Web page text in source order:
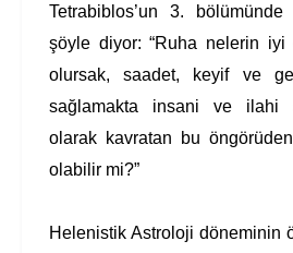
Tetrabiblos’un 3. bölümünde
şöyle diyor: “Ruha nelerin iyi
olursak, saadet, keyif ve
sağlamakta insani ve ilahi
olarak kavratan bu
olabilir mi?”
Helenistik Astroloji döneminin